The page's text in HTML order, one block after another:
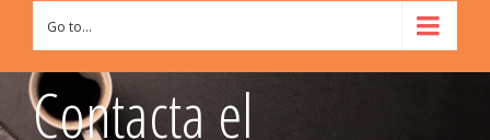
Go to...
Contacta el